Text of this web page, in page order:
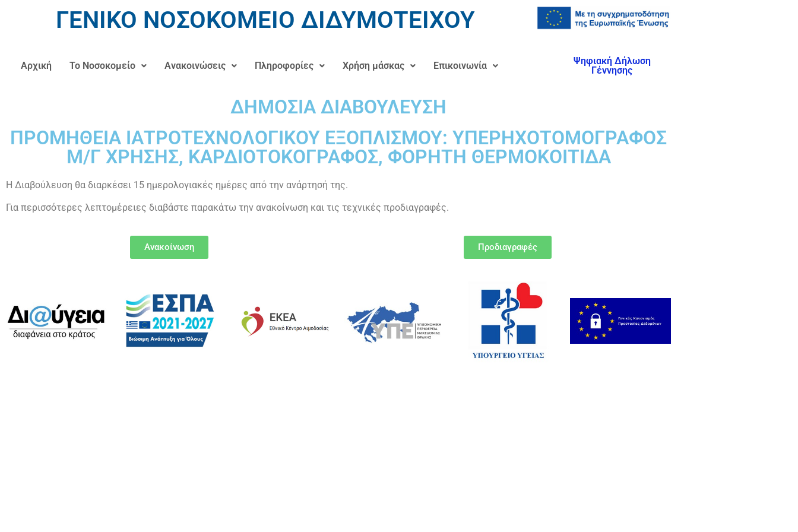
ΓΕΝΙΚΟ ΝΟΣΟΚΟΜΕΙΟ ΔΙΔΥΜΟΤΕΙΧΟΥ
Αρχική Το Νοσοκομείο Ανακοινώσεις Πληροφορίες Χρήση μάσκας Επικοινωνία
Ψηφιακή Δήλωση
Γέννησης
ΔΗΜΟΣΙΑ ΔΙΑΒΟΥΛΕΥΣΗ
ΠΡΟΜΗΘΕΙΑ ΙΑΤΡΟΤΕΧΝΟΛΟΓΙΚΟΥ ΕΞΟΠΛΙΣΜΟΥ: ΥΠΕΡΗΧΟΤΟΜΟΓΡΑΦΟΣ
Μ/Γ ΧΡΗΣΗΣ, ΚΑΡΔΙΟΤΟΚΟΓΡΑΦΟΣ, ΦΟΡΗΤΗ ΘΕΡΜΟΚΟΙΤΙΔΑ
Η Διαβούλευση θα διαρκέσει 15 ημερολογιακές ημέρες από την ανάρτησή της.
Για περισσότερες λεπτομέρειες διαβάστε παρακάτω την ανακοίνωση και τις τεχνικές προδιαγραφές.
Ανακοίνωση Προδιαγραφές